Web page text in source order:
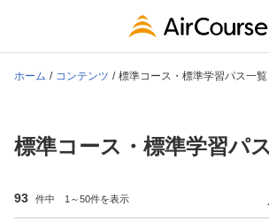
ホーム コンテンツ 標準コース・標準学習パス一覧
標準コース・標準学習パ
93 件中 1～50件を表示